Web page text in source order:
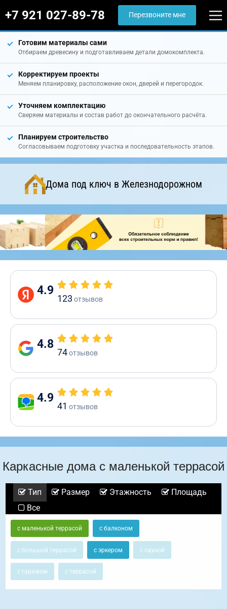
+7 921 027-89-78 Перезвоните мне
Готовим материалы сами
Отбираем древесину и подготавливаем детали домокомплекта.
Корректируем проекты
Меняем планировку, расположение окон, дверей и перегородок.
Уточняем комплектацию
Сверяем материалы и состав работ до окончательного расчёта.
Планируем строительство
Согласовываем подготовку участка и последовательность этапов.
Дома под ключ в Железнодорожном
4.9
123 отзывов
4.8
74отзывов
4.9
41 отзывов
Каркасные дома с маленькой террасой
Тип Размер Этажность
Площадь
Все
с маленькой террасой с балконом
с большой террасой с эркером с сауной
с гаражом с террасой